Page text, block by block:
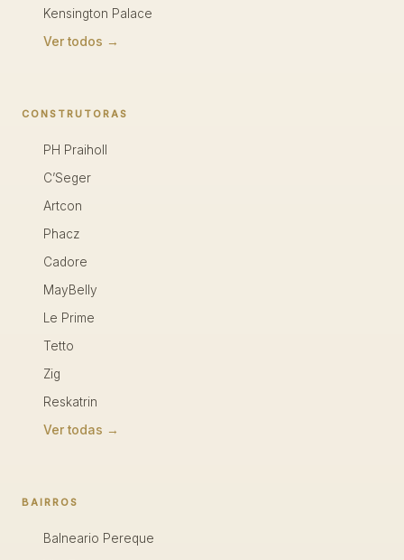
Kensington Palace
Ver todos →
CONSTRUTORAS
PH Praiholl
C’Seger
Artcon
Phacz
Cadore
MayBelly
Le Prime
Tetto
Zig
Reskatrin
Ver todas →
BAIRROS
Balneario Pereque